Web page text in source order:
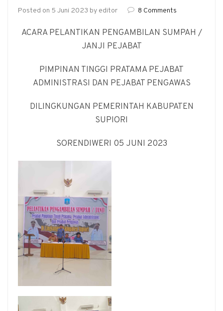
Posted on 5 Juni 2023 by editor 8 Comments
ACARA PELANTIKAN PENGAMBILAN SUMPAH /
JANJI PEJABAT
PIMPINAN TINGGI PRATAMA PEJABAT
ADMINISTRASI DAN PEJABAT PENGAWAS
DILINGKUNGAN PEMERINTAH KABUPATEN
SUPIORI
SORENDIWERI 05 JUNI 2023